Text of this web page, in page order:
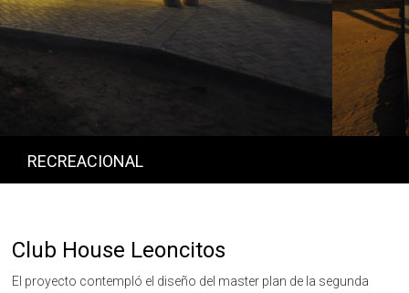
RECREACIONAL
Club House Leoncitos
El proyecto contempló el diseño del master plan de la segunda